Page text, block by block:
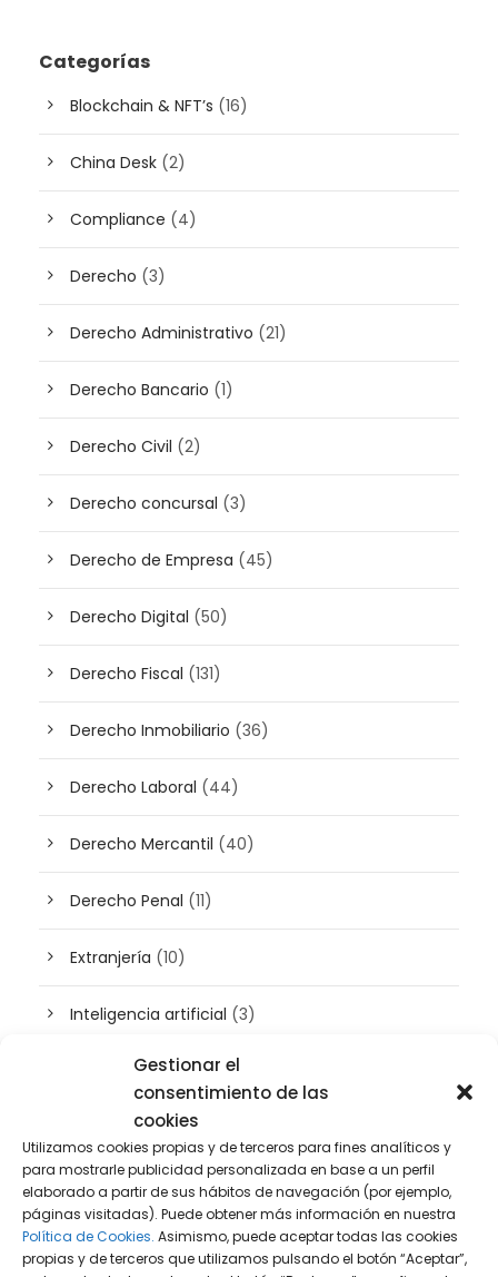
Gestionar el
consentimiento de las
cookies
Utilizamos cookies propias y de terceros para fines analíticos y
para mostrarle publicidad personalizada en base a un perfil
elaborado a partir de sus hábitos de navegación (por ejemplo,
páginas visitadas). Puede obtener más información en nuestra
Política de Cookies. Asimismo, puede aceptar todas las cookies
propias y de terceros que utilizamos pulsando el botón “Aceptar”,
Categorías
Blockchain & NFT’s (16)
China Desk (2)
Compliance (4)
Derecho (3)
Derecho Administrativo (21)
Derecho Bancario (1)
Derecho Civil (2)
Derecho concursal (3)
Derecho de Empresa (45)
Derecho Digital (50)
Derecho Fiscal (131)
Derecho Inmobiliario (36)
Derecho Laboral (44)
Derecho Mercantil (40)
Derecho Penal (11)
Extranjería (10)
Inteligencia artificial (3)
Patrimonio(5)
Plusvalía(2)
Prensa(2)
Propiedad intelectual e industrial(13)